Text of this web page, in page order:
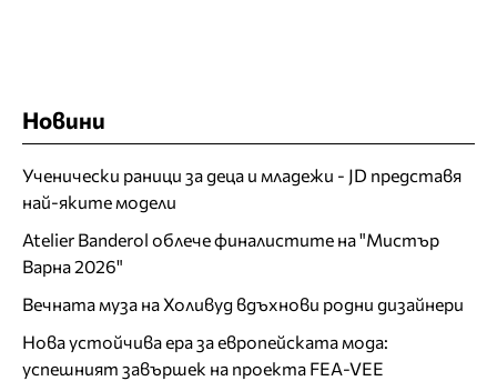
Новини
Ученически раници за деца и младежи - JD представя
най-яките модели
Atelier Banderol облече финалистите на "Мистър
Варна 2026"
Вечната муза на Холивуд вдъхнови родни дизайнери
Нова устойчива ера за европейската мода:
успешният завършек на проекта FEA-VEE